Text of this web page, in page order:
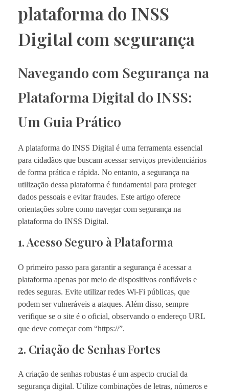
plataforma do INSS
Digital com segurança
Navegando com Segurança na
Plataforma Digital do INSS:
Um Guia Prático
A plataforma do INSS Digital é uma ferramenta essencial
para cidadãos que buscam acessar serviços previdenciários
de forma prática e rápida. No entanto, a segurança na
utilização dessa plataforma é fundamental para proteger
dados pessoais e evitar fraudes. Este artigo oferece
orientações sobre como navegar com segurança na
plataforma do INSS Digital.
1. Acesso Seguro à Plataforma
O primeiro passo para garantir a segurança é acessar a
plataforma apenas por meio de dispositivos confiáveis e
redes seguras. Evite utilizar redes Wi-Fi públicas, que
podem ser vulneráveis a ataques. Além disso, sempre
verifique se o site é o oficial, observando o endereço URL
que deve começar com “https://”.
2. Criação de Senhas Fortes
A criação de senhas robustas é um aspecto crucial da
segurança digital. Utilize combinações de letras, números e